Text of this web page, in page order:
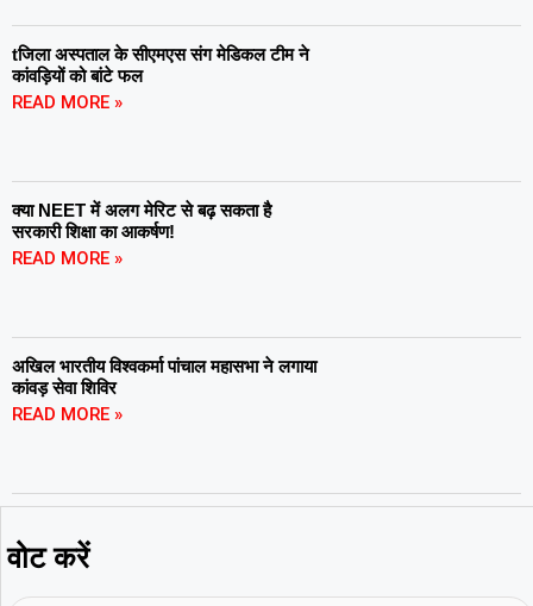
tजिला अस्पताल के सीएमएस संग मेडिकल टीम ने
कांवड़ियों को बांटे फल
READ MORE »
क्या NEET में अलग मेरिट से बढ़ सकता है
सरकारी शिक्षा का आकर्षण!
READ MORE »
अखिल भारतीय विश्वकर्मा पांचाल महासभा ने लगाया
कांवड़ सेवा शिविर
READ MORE »
वोट करें